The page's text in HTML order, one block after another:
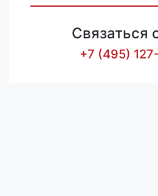
Связаться
+7 (495)